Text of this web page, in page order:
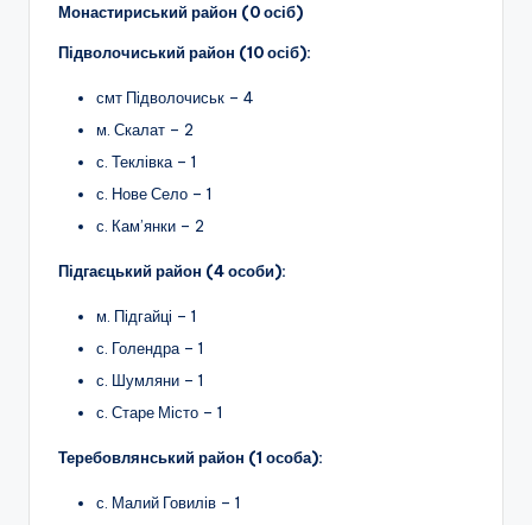
Монастириський район (0 осіб)
Підволочиський район (10 осіб):
смт Підволочиськ – 4
м. Скалат – 2
с. Теклівка – 1
с. Нове Село – 1
с. Кам’янки – 2
Підгаєцький район (4 особи):
м. Підгайці – 1
с. Голендра – 1
с. Шумляни – 1
с. Старе Місто – 1
Теребовлянський район (1 особа):
с. Малий Говилів – 1